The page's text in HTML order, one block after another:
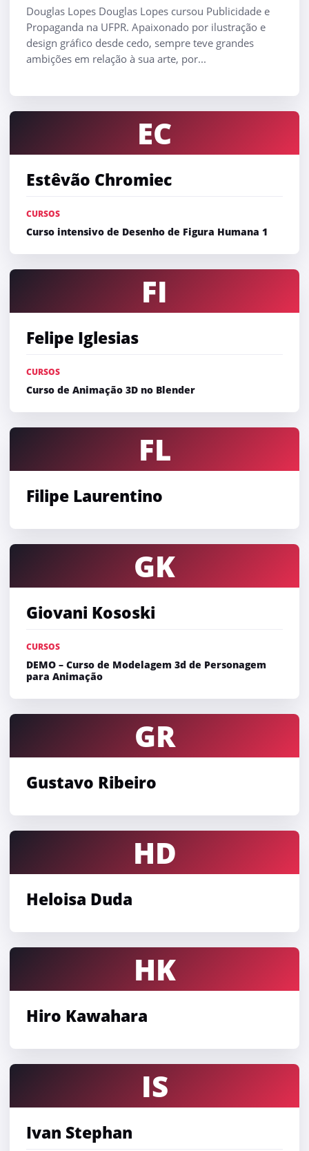
Douglas Lopes Douglas Lopes cursou Publicidade e
Propaganda na UFPR. Apaixonado por ilustração e
design gráfico desde cedo, sempre teve grandes
ambições em relação à sua arte, por...
EC
Estêvão Chromiec
CURSOS
Curso intensivo de Desenho de Figura Humana 1
FI
Felipe Iglesias
CURSOS
Curso de Animação 3D no Blender
FL
Filipe Laurentino
GK
Giovani Kososki
CURSOS
DEMO – Curso de Modelagem 3d de Personagem
para Animação
GR
Gustavo Ribeiro
HD
Heloisa Duda
HK
Hiro Kawahara
IS
Ivan Stephan